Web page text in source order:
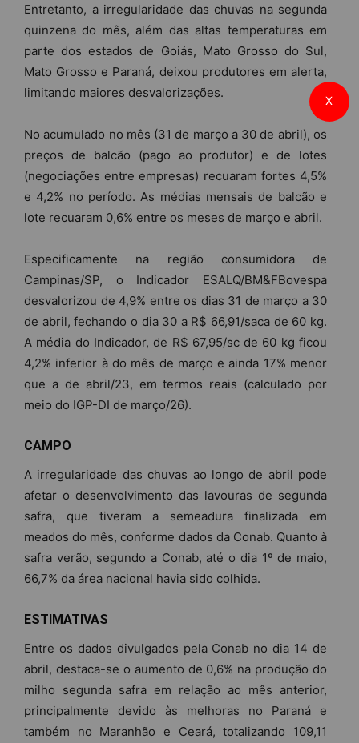
Entretanto, a irregularidade das chuvas na segunda
quinzena do mês, além das altas temperaturas em
parte dos estados de Goiás, Mato Grosso do Sul,
Mato Grosso e Paraná, deixou produtores em alerta,
limitando maiores desvalorizações.
No acumulado no mês (31 de março a 30 de abril), os
preços de balcão (pago ao produtor) e de lotes
(negociações entre empresas) recuaram fortes 4,5%
e 4,2% no período. As médias mensais de balcão e
lote recuaram 0,6% entre os meses de março e abril.
Especificamente na região consumidora de
Campinas/SP, o Indicador ESALQ/BM&FBovespa
desvalorizou de 4,9% entre os dias 31 de março a 30
de abril, fechando o dia 30 a R$ 66,91/saca de 60 kg.
A média do Indicador, de R$ 67,95/sc de 60 kg ficou
4,2% inferior à do mês de março e ainda 17% menor
que a de abril/23, em termos reais (calculado por
meio do IGP-DI de março/26).
CAMPO
A irregularidade das chuvas ao longo de abril pode
afetar o desenvolvimento das lavouras de segunda
safra, que tiveram a semeadura finalizada em
meados do mês, conforme dados da Conab. Quanto à
safra verão, segundo a Conab, até o dia 1º de maio,
66,7% da área nacional havia sido colhida.
ESTIMATIVAS
Entre os dados divulgados pela Conab no dia 14 de
abril, destaca-se o aumento de 0,6% na produção do
milho segunda safra em relação ao mês anterior,
principalmente devido às melhoras no Paraná e
também no Maranhão e Ceará, totalizando 109,11
X